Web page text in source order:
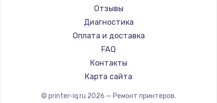
Fujitsu
Godex
Отзывы
Диагностика
Оплата и доставка
FAQ
Контакты
Карта сайта
© printer-iq.ru 2026 — Ремонт принтеров.